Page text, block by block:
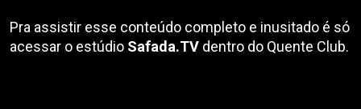
Pra assistir esse conteúdo completo e inusitado é só
acessar o estúdio Safada.TV dentro do Quente Club.